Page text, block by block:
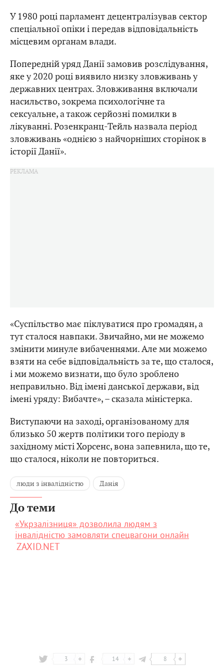
У 1980 році парламент децентралізував сектор
спеціальної опіки і передав відповідальність
місцевим органам влади.
Попередній уряд Данії замовив розслідування,
яке у 2020 році виявило низку зловживань у
державних центрах. Зловживання включали
насильство, зокрема психологічне та
сексуальне, а також серйозні помилки в
лікуванні. Розенкранц-Тейль назвала період
зловживань «однією з найчорніших сторінок в
історії Данії».
«Суспільство має піклуватися про громадян, а
тут сталося навпаки. Звичайно, ми не можемо
змінити минуле вибаченнями. Але ми можемо
взяти на себе відповідальність за те, що сталося,
і ми можемо визнати, що було зроблено
неправильно. Від імені данської держави, від
імені уряду: Вибачте», – сказала міністерка.
Виступаючи на заході, організованому для
близько 50 жертв політики того періоду в
західному місті Хорсенс, вона запевнила, що те,
що сталося, ніколи не повториться.
люди з інвалідністю Данія
До теми
«Укрзалізниця» дозволила людям з
інвалідністю замовляти спецвагони онлайн
ZAXID.NET
3 14 8